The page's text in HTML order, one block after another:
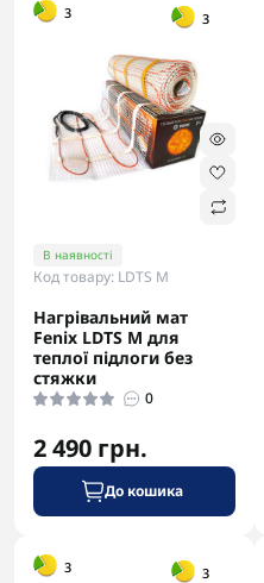
3
-5% в корзині
3
В наявності
Код товару: LDTS M
Нагрівальний мат
Fenix LDTS М для
теплої підлоги без
стяжки
0
2 490 грн.
До кошика
3
-5% в корзині
3